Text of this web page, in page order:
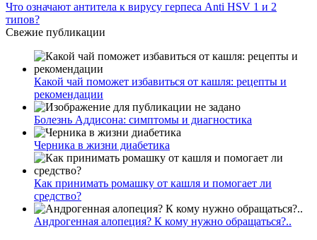
Что означают антитела к вирусу герпеса Anti HSV 1 и 2
типов?
Свежие публикации
Какой чай поможет избавиться от кашля: рецепты и
рекомендации
Болезнь Аддисона: симптомы и диагностика
Черника в жизни диабетика
Как принимать ромашку от кашля и помогает ли
средство?
Андрогенная алопеция? К кому нужно обращаться?..